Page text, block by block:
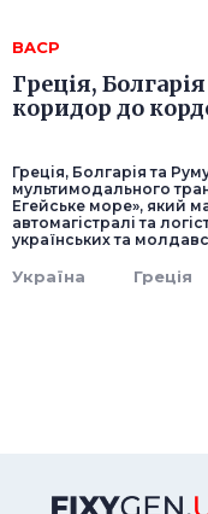
BACP
Греція,
коридор до
Греція, Болгарія та
мультимодального
Егейське море», який
автомагістралі та
українських та
Україна Греція